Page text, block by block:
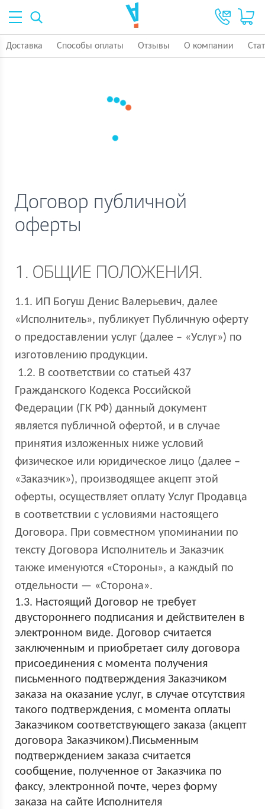
Доставка Способы оплаты Отзывы О компании
Договор публичной
оферты
1. ОБЩИЕ ПОЛОЖЕНИЯ.
1.1. ИП Богуш Денис Валерьевич, далее
«Исполнитель», публикует Публичную оферту
о предоставлении услуг (далее – «Услуг») по
изготовлению продукции.
1.2. В соответствии со статьей 437
Гражданского Кодекса Российской
Федерации (ГК РФ) данный документ
является публичной офертой, и в случае
принятия изложенных ниже условий
физическое или юридическое лицо (далее –
«Заказчик»), производящее акцепт этой
оферты, осуществляет оплату Услуг Продавца
в соответствии с условиями настоящего
Договора. При совместном упоминании по
тексту Договора Исполнитель и Заказчик
также именуются «Стороны», а каждый по
отдельности — «Сторона».
1.3. Настоящий Договор не требует
двустороннего подписания и действителен в
электронном виде. Договор считается
заключенным и приобретает силу договора
присоединения с момента получения
письменного подтверждения Заказчиком
заказа на оказание услуг, в случае отсутствия
такого подтверждения, с момента оплаты
Заказчиком соответствующего заказа (акцепт
договора Заказчиком).Письменным
подтверждением заказа считается
сообщение, полученное от Заказчика по
факсу, электронной почте, через форму
заказа на сайте Исполнителя